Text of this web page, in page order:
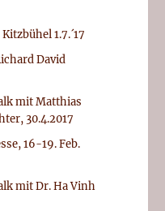
1.7.´17
David
mit Matthias
30.4.2017
16-19. Feb.
mit Dr. Ha Vinh